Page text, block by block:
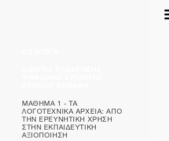
ΜΑΘΗΜΑ 1 - ΤΑ
ΛΟΓΟΤΕΧΝΙΚΑ ΑΡΧΕΙΑ: ΑΠΟ
ΤΗΝ ΕΡΕΥΝΗΤΙΚΗ ΧΡΗΣΗ
ΣΤΗΝ ΕΚΠΑΙΔΕΥΤΙΚΗ
ΑΞΙΟΠΟΙΗΣΗ